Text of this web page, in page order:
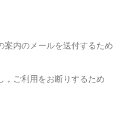
案内のメールを送付するため
，ご利用をお断りするため